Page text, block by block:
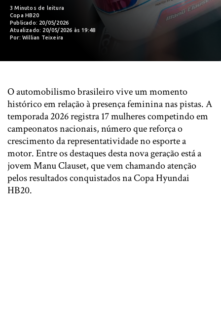
3 Minutos de leitura
Copa HB20
Publicado: 20/05/2026
Atualizado: 20/05/2026 às 19:48
Por: Willian Teixeira
O automobilismo brasileiro vive um momento
histórico em relação à presença feminina nas pistas. A
temporada 2026 registra 17 mulheres competindo em
campeonatos nacionais, número que reforça o
crescimento da representatividade no esporte a
motor. Entre os destaques desta nova geração está a
jovemManu Clauset, que vem chamando atenção
pelos resultados conquistados na Copa Hyundai
HB20.